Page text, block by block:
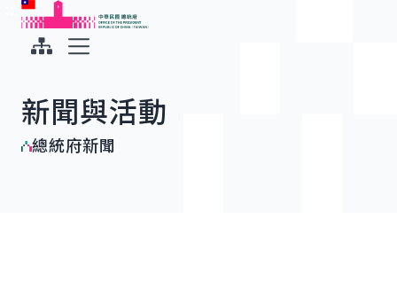
跳到主要內容
中華民國總統府
新聞與活動
總統府新聞